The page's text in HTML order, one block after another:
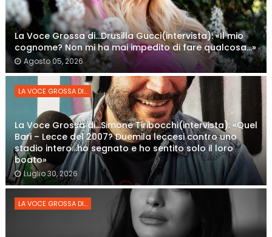
La Voce Grossa di…Drusilla Gucci(intervista): «Il mio
cognome? Non mi ha mai impedito di fare qualcosa…»
Agosto 05, 2026
LA VOCE GROSSA DI...
La Voce Grossa di…Simone Tiribocchi(intervista): «Quel
Bari – Lecce del 2007? Duemila leccesi contro uno
stadio intero...ho segnato e ho sentito solo il loro
boato»
Luglio 30, 2026
LA VOCE GROSSA DI...